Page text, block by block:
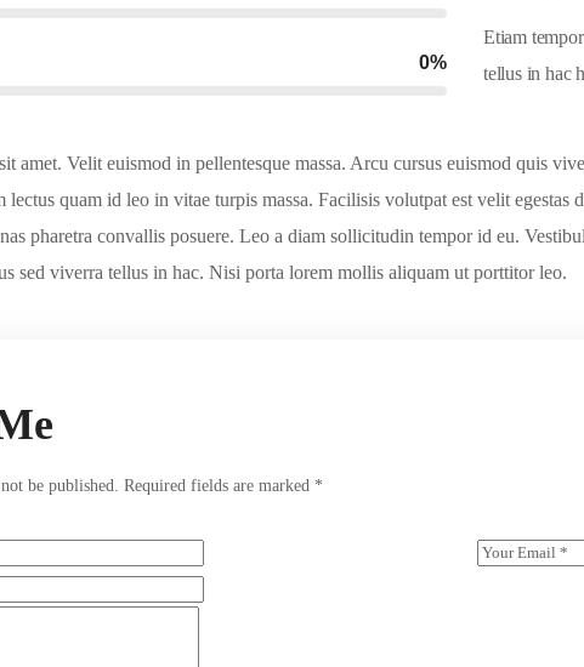
0%
Etiam
tellus in hac
amet. Velit euismod in pellentesque massa. Arcu cursus euismod quis
quam id leo in vitae turpis massa. Facilisis volutpat est velit egestas
pharetra convallis posuere. Leo a diam sollicitudin tempor id eu.
sed viverra tellus in hac. Nisi porta lorem mollis aliquam ut porttitor leo.
be published. Required fields are marked *